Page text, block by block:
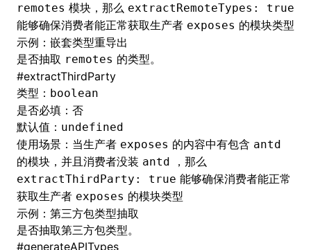
remotes 模块，那么 extractRemoteTypes: true
能够确保消费者能正常获取生产者 exposes 的模块类型
示例： 嵌套类型重导出
是否抽取 remotes 的类型。
#extractThirdParty
类型： boolean
是否必填：否
默认值： undefined
使用场景：当生产者 exposes 的内容中有包含 antd
的模块，并且消费者没装 antd ，那么
extractThirdParty: true 能够确保消费者能正常
获取生产者 exposes 的模块类型
示例： 第三方包类型抽取
是否抽取第三方包类型。
#generateAPITypes